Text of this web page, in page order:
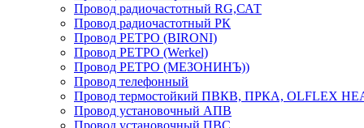
Провод радиочастотный RG,САТ
Провод радиочастотный РК
Провод РЕТРО (BIRONI)
Провод РЕТРО (Werkel)
Провод РЕТРО (МЕЗОНИНЪ))
Провод телефонный
Провод термостойкий ПВКВ, ПРКА, OLFLEX
Провод установочный АПВ